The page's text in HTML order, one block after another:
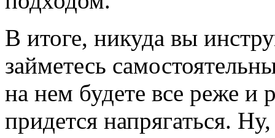
В итоге, никуда вы
займетесь
на нем будете все реже и
придется напрягаться.